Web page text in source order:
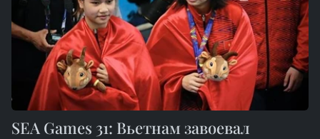
SEA Games 31: Вьетнам завоевал